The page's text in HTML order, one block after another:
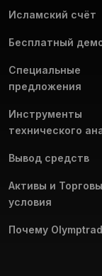
Исламский счёт
Бесплатный
Специальные
предложения
Инструменты
технического
Вывод средств
Активы и
условия
Почему